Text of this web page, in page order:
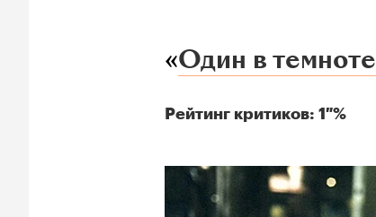
«Один в темноте
Рейтинг критиков: 1 %